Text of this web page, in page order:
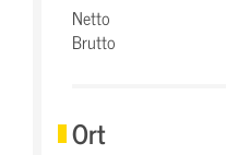
Netto
Brutto
Ort